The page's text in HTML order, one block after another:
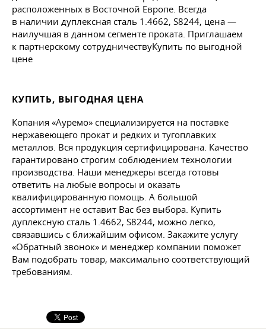
расположенных в Восточной Европе. Всегда
в наличии дуплексная сталь 1.4662, S8244, цена —
наилучшая в данном сегменте проката. Приглашаем
к партнерскому сотрудничествуКупить по выгодной
цене
КУПИТЬ, ВЫГОДНАЯ ЦЕНА
Копания «Ауремо» специализируется на поставке
нержавеющего прокат и редких и тугоплавких
металлов. Вся продукция сертифицирована. Качество
гарантировано строгим соблюдением технологии
производства. Наши менеджеры всегда готовы
ответить на любые вопросы и оказать
квалифицированную помощь. А большой
ассортимент не оставит Вас без выбора. Купить
дуплексную сталь 1.4662, S8244, можно легко,
связавшись с ближайшим офисом. Закажите услугу
«Обратный звонок» и менеджер компании поможет
Вам подобрать товар, максимально соответствующий
требованиям.